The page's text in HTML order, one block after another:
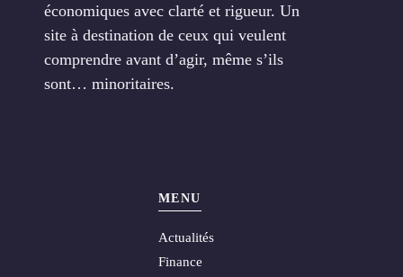
économiques avec clarté et rigueur. Un
site à destination de ceux qui veulent
comprendre avant d’agir, même s’ils
sont… minoritaires.
MENU
Actualités
Finance